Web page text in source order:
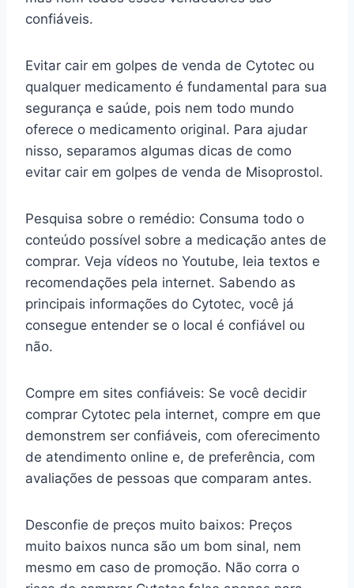
confiáveis.
Evitar cair em golpes de venda de Cytotec ou
qualquer medicamento é fundamental para sua
segurança e saúde, pois nem todo mundo
oferece o medicamento original. Para ajudar
nisso, separamos algumas dicas de como
evitar cair em golpes de venda de Misoprostol.
Pesquisa sobre o remédio: Consuma todo o
conteúdo possível sobre a medicação antes de
comprar. Veja vídeos no Youtube, leia textos e
recomendações pela internet. Sabendo as
principais informações do Cytotec, você já
consegue entender se o local é confiável ou
não.
Compre em sites confiáveis: Se você decidir
comprar Cytotec pela internet, compre em que
demonstrem ser confiáveis, com oferecimento
de atendimento online e, de preferência, com
avaliações de pessoas que comparam antes.
Desconfie de preços muito baixos: Preços
muito baixos nunca são um bom sinal, nem
mesmo em caso de promoção. Não corra o